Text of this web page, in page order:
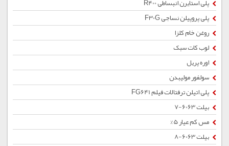
پلی استایرن انبساطی R400
پلی پروپیلن نساجی F30G
روغن خام کلزا
لوب کات سبک
اوره پریل
سولفور مولیبدن
پلی اتیلن ترفتالات فیلم FG641
بیلت 6063-7
مس کم عیار 5%
بیلت 6063-8